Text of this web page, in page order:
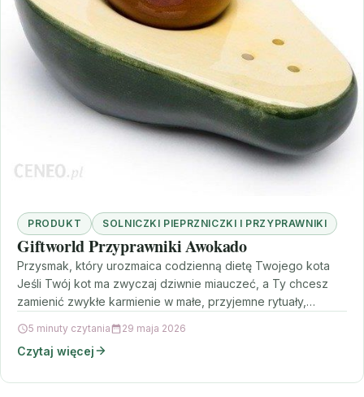
PRODUKT SOLNICZKI PIEPRZNICZKI I PRZYPRAWNIKI
Giftworld Przyprawniki Awokado
Przysmak, który urozmaica codzienną dietę Twojego kota
Jeśli Twój kot ma zwyczaj dziwnie miauczeć, a Ty chcesz
zamienić zwykłe karmienie w małe, przyjemne rytuały,…
5 minuty czytania 29 maja 2026
Czytaj więcej